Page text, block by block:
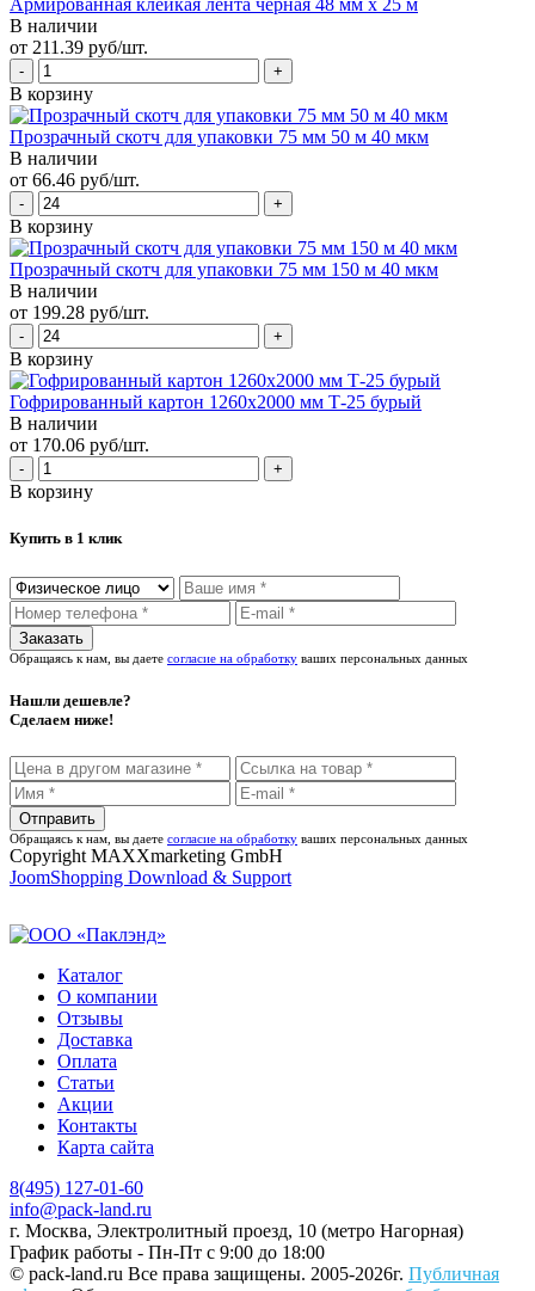
Армированная клейкая лента черная 48 мм х 25 м
В наличии
от 211.39 руб/шт.
В корзину
Прозрачный скотч для упаковки 75 мм 50 м 40 мкм
В наличии
от 66.46 руб/шт.
В корзину
Прозрачный скотч для упаковки 75 мм 150 м 40 мкм
В наличии
от 199.28 руб/шт.
В корзину
Гофрированный картон 1260х2000 мм Т-25 бурый
В наличии
от 170.06 руб/шт.
В корзину
Купить в 1 клик
Обращаясь к нам, вы даете согласие на обработку ваших персональных данных
Нашли дешевле?
Сделаем ниже!
Обращаясь к нам, вы даете согласие на обработку ваших персональных данных
Copyright MAXXmarketing GmbH
JoomShopping Download & Support
Каталог
О компании
Отзывы
Доставка
Оплата
Статьи
Акции
Контакты
Карта сайта
8(495) 127-01-60
info@pack-land.ru
г. Москва, Электролитный проезд, 10 (метро Нагорная)
График работы - Пн-Пт с 9:00 до 18:00
© pack-land.ru Все права защищены. 2005-2026г. Публичная